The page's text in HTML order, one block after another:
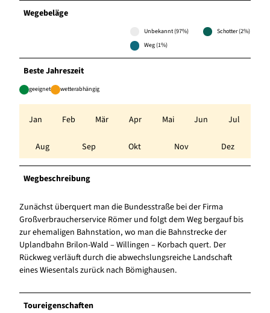
Wegebeläge
Unbekannt (97%)
Schotter (2%)
Weg (1%)
Beste Jahreszeit
geeignet wetterabhängig
Jan Feb Mär Apr Mai Jun Jul
Aug Sep Okt Nov Dez
Wegbeschreibung
Zunächst überquert man die Bundesstraße bei der Firma
Großverbraucherservice Römer und folgt dem Weg bergauf bis
zur ehemaligen Bahnstation, wo man die Bahnstrecke der
Uplandbahn Brilon-Wald – Willingen – Korbach quert. Der
Rückweg verläuft durch die abwechslungsreiche Landschaft
eines Wiesentals zurück nach Bömighausen.
Toureigenschaften